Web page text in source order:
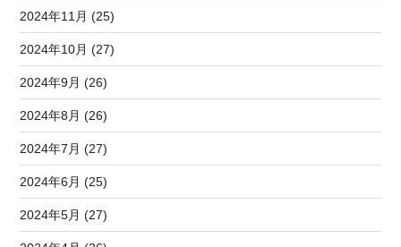
2024年11月 (25)
2024年10月 (27)
2024年9月 (26)
2024年8月 (26)
2024年7月 (27)
2024年6月 (25)
2024年5月 (27)